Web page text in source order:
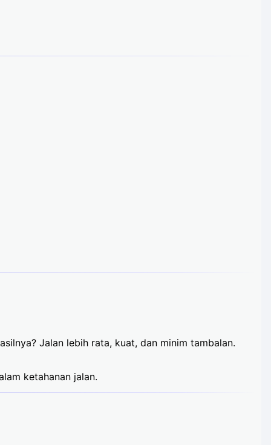
Jalan lebih rata, kuat, dan minim tambalan.
ketahanan jalan.